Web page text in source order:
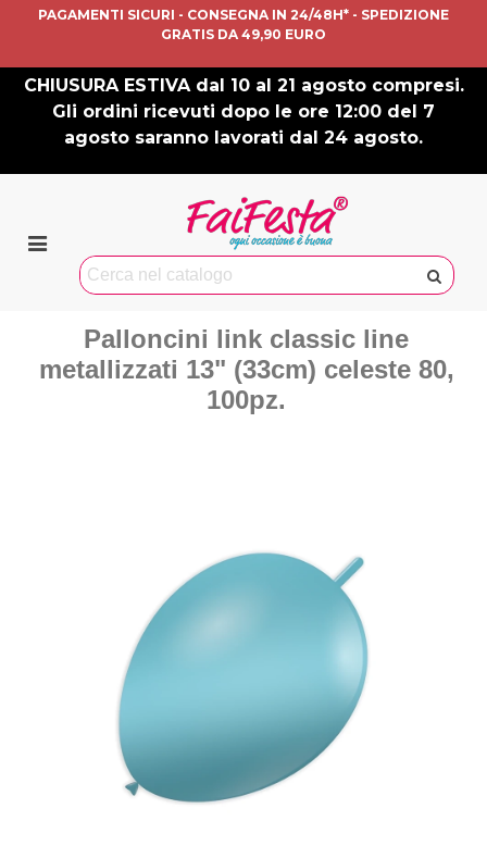
PAGAMENTI SICURI - CONSEGNA IN 24/48H* - SPEDIZIONE
GRATIS DA 49,90 EURO
CHIUSURA ESTIVA dal 10 al 21 agosto compresi.
Gli ordini ricevuti dopo le ore 12:00 del 7
agosto saranno lavorati dal 24 agosto.
Palloncini link classic line
metallizzati 13" (33cm) celeste 80,
100pz.